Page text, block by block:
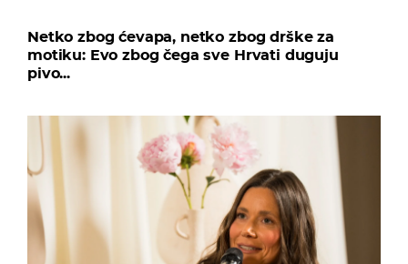
Netko zbog ćevapa, netko zbog drške za
motiku: Evo zbog čega sve Hrvati duguju
pivo...